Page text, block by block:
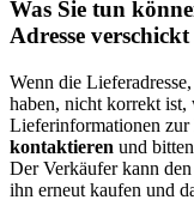
Was Sie tun
Adresse
Wenn die
haben, nicht korrekt ist,
Lieferinformationen
kontaktieren und
Der Verkäufer kann
ihn erneut kaufen und